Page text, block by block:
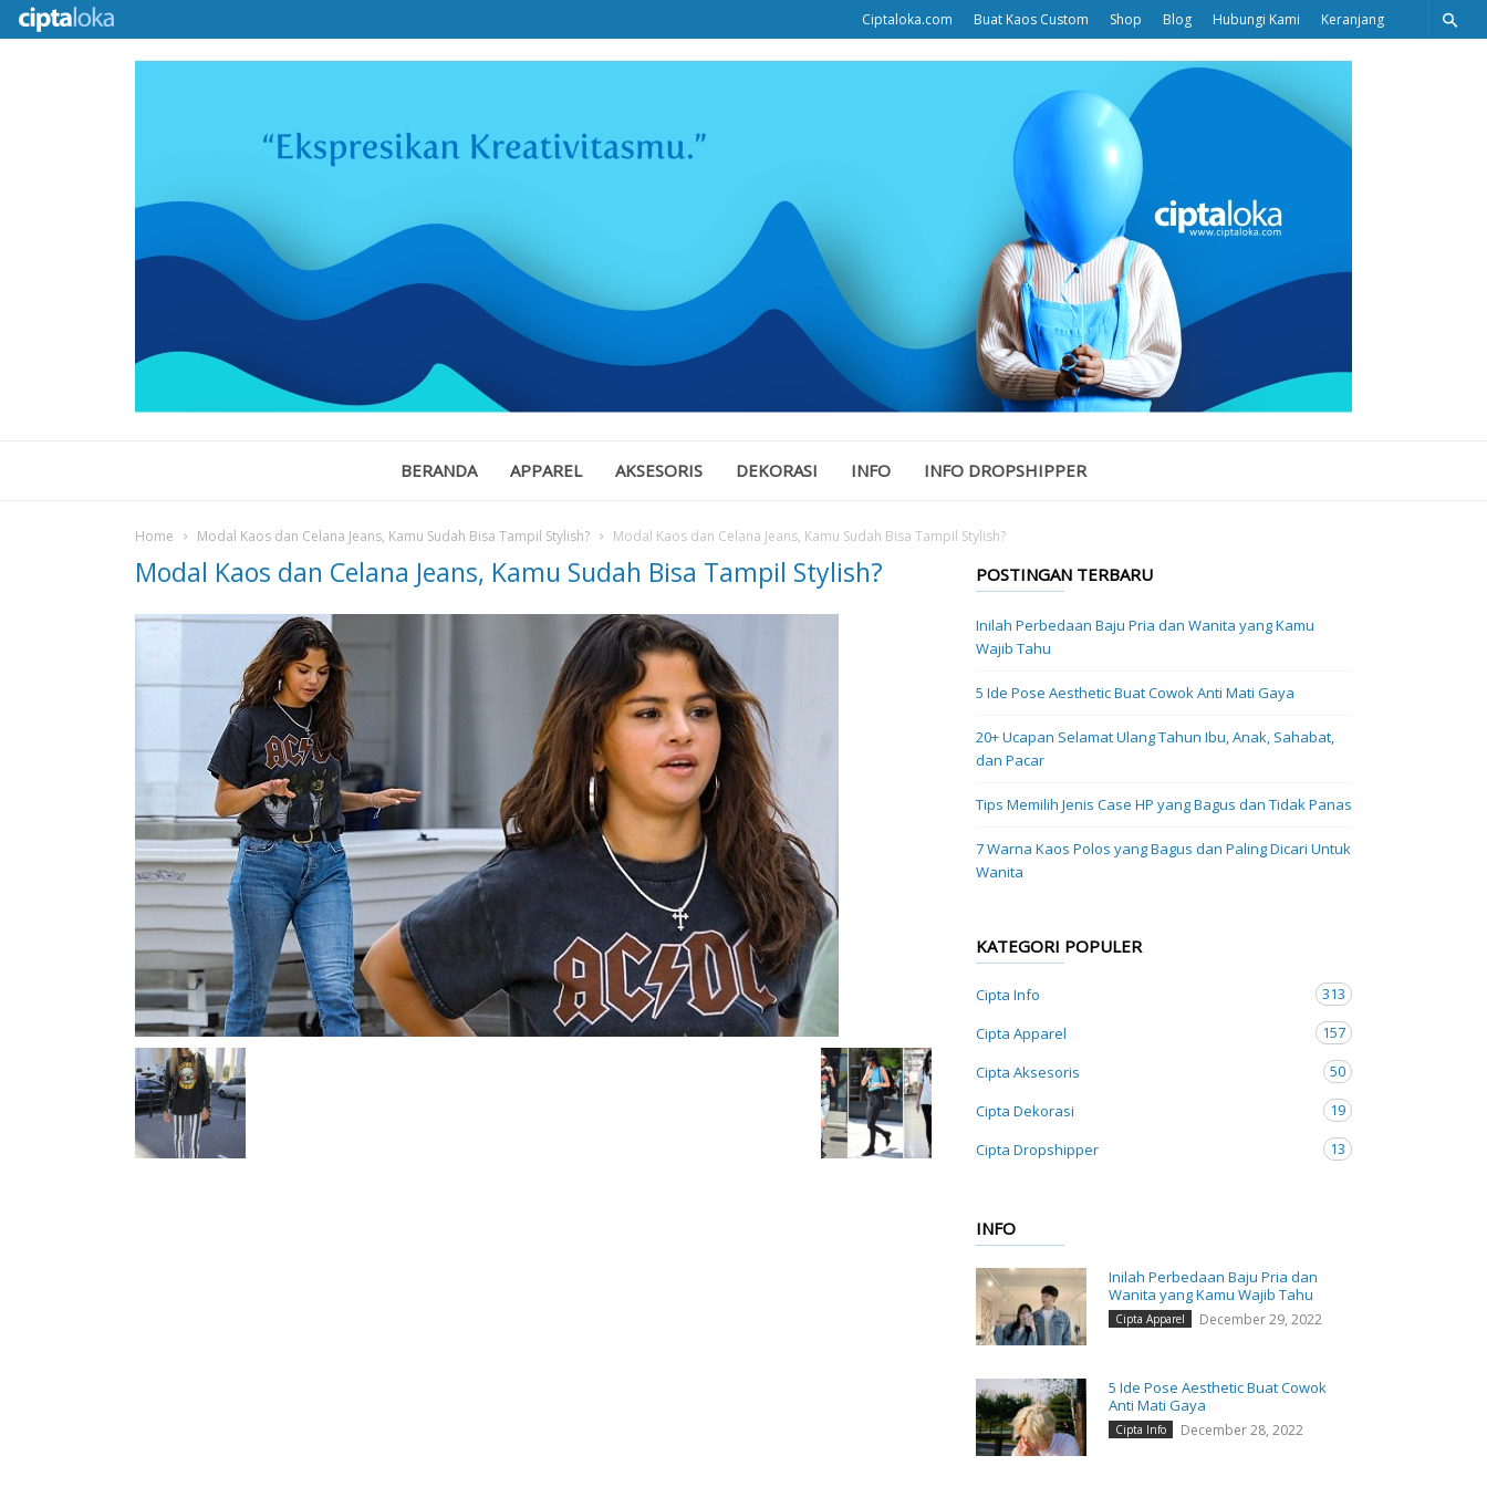
Ciptaloka.com Buat Kaos Custom Shop Blog Hubungi Kami Keranjang
BERANDA APPAREL AKSESORIS DEKORASI INFO INFO DROPSHIPPER
Home Modal Kaos dan Celana Jeans, Kamu Sudah Bisa Tampil Stylish? Modal Kaos dan Celana Jeans, Kamu Sudah Bisa Tampil Stylish?
Modal Kaos dan Celana Jeans, Kamu Sudah Bisa Tampil Stylish? POSTINGAN TERBARU
Inilah Perbedaan Baju Pria dan Wanita yang Kamu
Wajib Tahu
5 Ide Pose Aesthetic Buat Cowok Anti Mati Gaya
20+ Ucapan Selamat Ulang Tahun Ibu, Anak, Sahabat,
dan Pacar
Tips Memilih Jenis Case HP yang Bagus dan Tidak Panas
7 Warna Kaos Polos yang Bagus dan Paling Dicari Untuk
Wanita
KATEGORI POPULER
Cipta Info
313
Cipta Apparel
157
Cipta Aksesoris
50
Cipta Dekorasi
19
Cipta Dropshipper
13
INFO
Inilah Perbedaan Baju Pria dan
Wanita yang Kamu Wajib Tahu
Cipta Apparel December 29, 2022
5 Ide Pose Aesthetic Buat Cowok
Anti Mati Gaya
Cipta Info December 28, 2022